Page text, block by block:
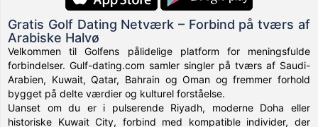
Gratis Golf Dating Netværk – Forbind på tværs af
Arabiske Halvø
Velkommen til Golfens pålidelige platform for meningsfulde
forbindelser. Gulf-dating.com samler singler på tværs af Saudi-
Arabien, Kuwait, Qatar, Bahrain og Oman og fremmer forhold
bygget på delte værdier og kulturel forståelse.
Uanset om du er i pulserende Riyadh, moderne Doha eller
historiske Kuwait City, forbind med kompatible individer, der